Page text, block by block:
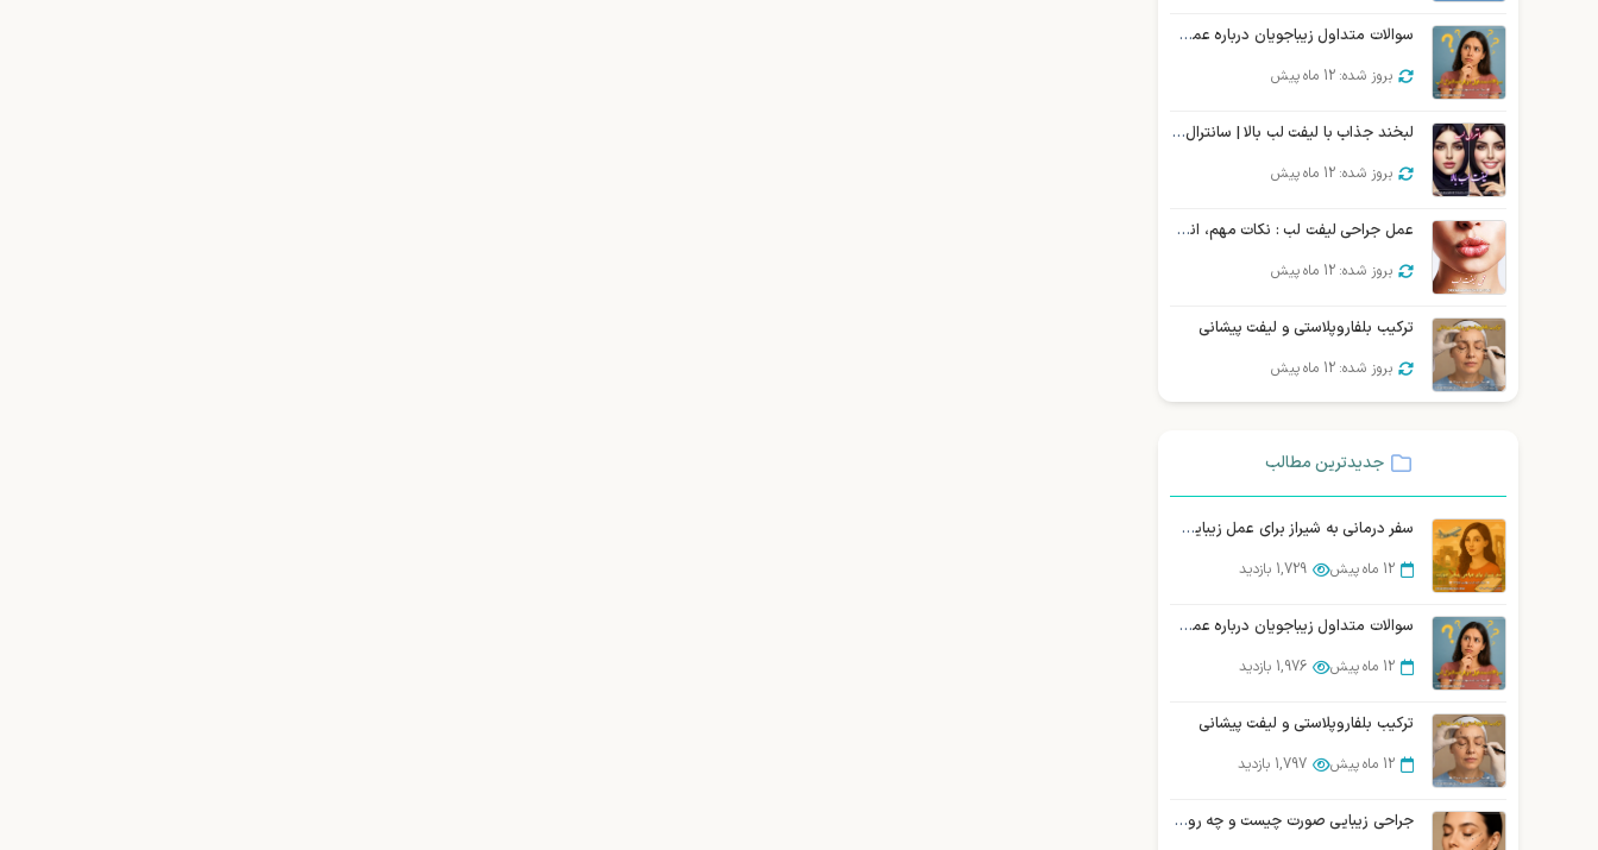
سوالات متداول زیباجویان درباره عمل سانترال لب
بروز شده: 12 ماه پیش
لبخند جذاب با لیفت لب بالا | سانترال لب و جوان سازی
بروز شده: 12 ماه پیش
عمل جراحی لیفت لب : نکات مهم، انواع، روش و …
بروز شده: 12 ماه پیش
ترکیب بلفاروپلاستی و لیفت پیشانی
بروز شده: 12 ماه پیش
جدیدترین مطالب
سفر درمانی به شیراز برای عمل زیبایی صورت | توریسم درمانی زیبایی شیراز
12 ماه پیش 1,729 بازدید
سوالات متداول زیباجویان درباره عمل سانترال لب
12 ماه پیش 1,976 بازدید
ترکیب بلفاروپلاستی و لیفت پیشانی
12 ماه پیش 1,797 بازدید
جراحی زیبایی صورت چیست و چه روش‌هایی دارد؟ (بررسی تخصصی)